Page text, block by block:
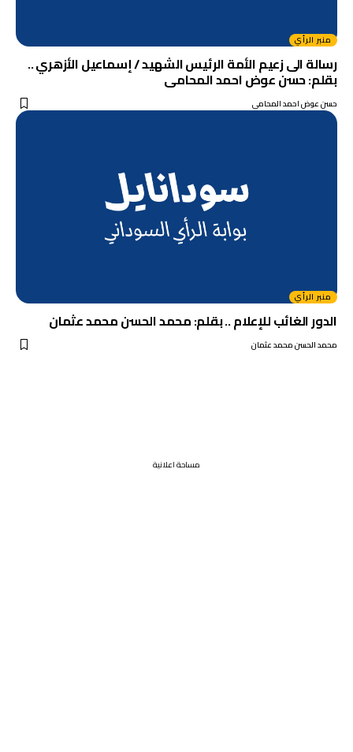
منبر الرأي
رسالة الى زعيم الأمة الرئيس الشهيد / إسماعيل الأزهري ..
بقلم: حسن عوض احمد المحامى
حسن عوض احمد المحامى
منبر الرأي
الدور الغائب للإعلام .. بقلم: محمد الحسن محمد عثمان
محمد الحسن محمد عثمان
مساحة اعلانية